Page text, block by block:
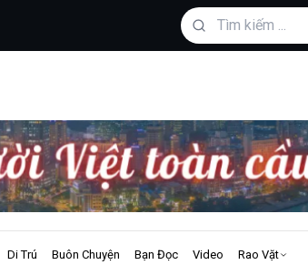
Di Trú Buôn Chuyện Bạn Đọc Video Rao Vặt